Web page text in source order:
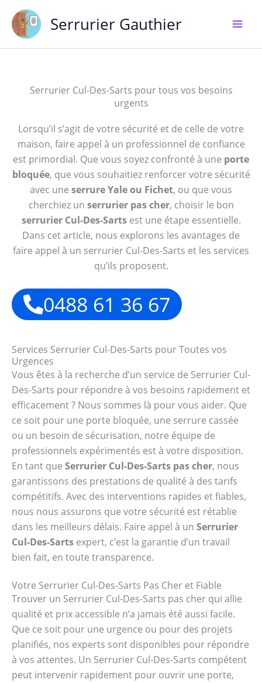
contenu
Serrurier Gauthier
Serrurier Cul-Des-Sarts pour tous vos besoins
urgents
Lorsqu’il s’agit de votre sécurité et de celle de votre
maison, faire appel à un professionnel de confiance
est primordial. Que vous soyez confronté à une porte
bloquée, que vous souhaitiez renforcer votre sécurité
avec une serrure Yale ou Fichet, ou que vous
cherchiez un serrurier pas cher, choisir le bon
serrurier Cul-Des-Sartsest une étape essentielle.
Dans cet article, nous explorons les avantages de
faire appel à un serrurier Cul-Des-Sarts et les services
qu’ils proposent.
0488 61 36 67
Services Serrurier Cul-Des-Sarts pour Toutes vos
Urgences
Vous êtes à la recherche d’un service de Serrurier Cul-
Des-Sarts pour répondre à vos besoins rapidement et
efficacement ? Nous sommes là pour vous aider. Que
ce soit pour une porte bloquée, une serrure cassée
ou un besoin de sécurisation, notre équipe de
professionnels expérimentés est à votre disposition.
En tant que Serrurier Cul-Des-Sarts pas cher, nous
garantissons des prestations de qualité à des tarifs
compétitifs. Avec des interventions rapides et fiables,
nous nous assurons que votre sécurité est rétablie
dans les meilleurs délais. Faire appel à un Serrurier
Cul-Des-Sarts expert, c’est la garantie d’un travail
bien fait, en toute transparence.
Votre Serrurier Cul-Des-Sarts Pas Cher et Fiable
Trouver un Serrurier Cul-Des-Sarts pas cher qui allie
qualité et prix accessible n’a jamais été aussi facile.
Que ce soit pour une urgence ou pour des projets
planifiés, nos experts sont disponibles pour répondre
à vos attentes. Un Serrurier Cul-Des-Sarts compétent
peut intervenir rapidement pour ouvrir une porte,